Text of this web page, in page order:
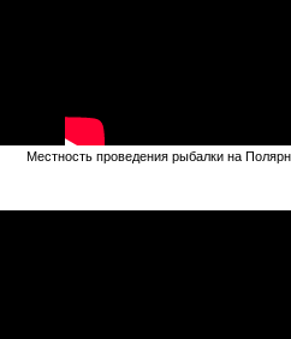
Местность проведения рыбалки на